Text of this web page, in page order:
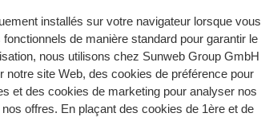
installés sur votre navigateur lorsque vous
de manière standard pour garantir le
nous utilisons chez Sunweb Group GmbH
site Web, des cookies de préférence pour
et des cookies de marketing pour analyser nos
offres. En plaçant des cookies de 1ère et de
Palace